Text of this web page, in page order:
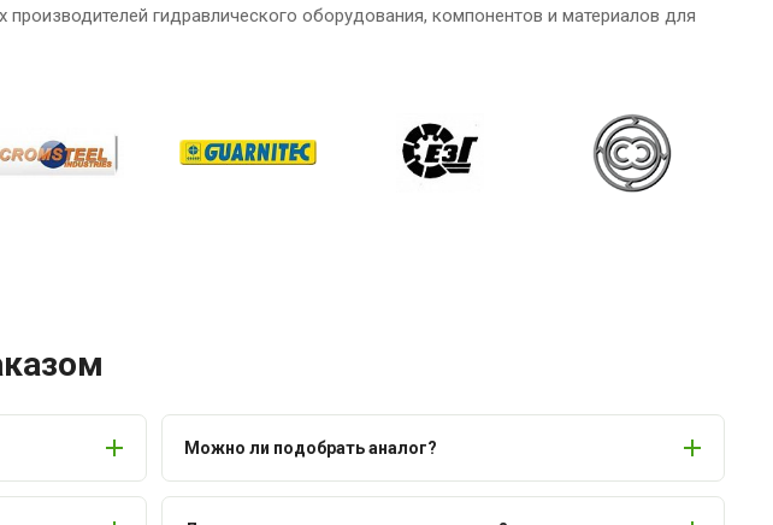
гидравлического оборудования, компонентов и материалов для
Можно ли подобрать аналог?